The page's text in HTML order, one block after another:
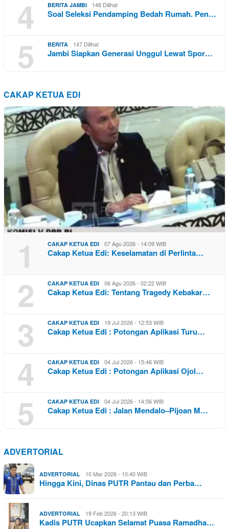
4 BERITA JAMBI 148 Dilihat
Soal Seleksi Pendamping Bedah Rumah. Pen…
5 BERITA 147 Dilihat
Jambi Siapkan Generasi Unggul Lewat Spor…
CAKAP KETUA EDI
1 CAKAP KETUA EDI 07 Agu 2026 - 14:09 WIB
Cakap Ketua Edi: Keselamatan di Perlinta…
2 CAKAP KETUA EDI 06 Agu 2026 - 02:22 WIB
Cakap Ketua Edi: Tentang Tragedy Kebakar…
3 CAKAP KETUA EDI 19 Jul 2026 - 12:53 WIB
Cakap Ketua Edi : Potongan Aplikasi Turu…
4 CAKAP KETUA EDI 04 Jul 2026 - 15:46 WIB
Cakap Ketua Edi : Potongan Aplikasi Ojol…
5 CAKAP KETUA EDI 04 Jul 2026 - 14:56 WIB
Cakap Ketua Edi : Jalan Mendalo–Pijoan M…
ADVERTORIAL
ADVERTORIAL 10 Mar 2026 - 10:40 WIB
Hingga Kini, Dinas PUTR Pantau dan Perba…
ADVERTORIAL 19 Feb 2026 - 20:13 WIB
Kadis PUTR Ucapkan Selamat Puasa Ramadha…